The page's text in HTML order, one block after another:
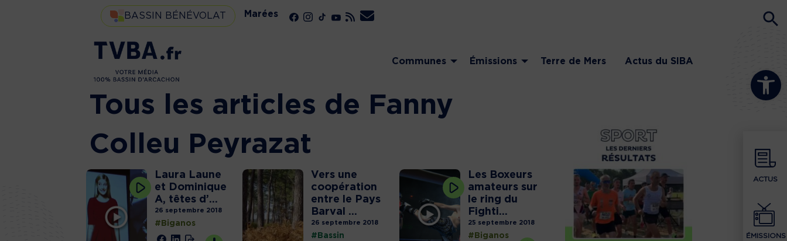
Ouvrir la
ACTUS
ÉMISSIONS
BASSIN BÉNÉVOLAT Marées
Communes Émissions Terre de Mers Actus du SIBA
Tous les articles de Fanny
Colleu Peyrazat
Laura Laune
et Dominique
A, têtes d’...
26 septembre 2018
#Biganos
Vers une
coopération
entre le Pays
Barval ...
26 septembre 2018
#Bassin
Les Boxeurs
amateurs sur
le ring du
Fighti...
25 septembre 2018
#Biganos